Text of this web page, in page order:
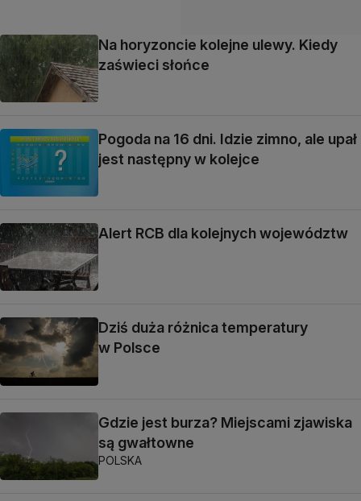
Na horyzoncie kolejne ulewy. Kiedy
zaświeci słońce
Pogoda na 16 dni. Idzie zimno, ale upał
jest następny w kolejce
Alert RCB dla kolejnych województw
Dziś duża różnica temperatury
w Polsce
Gdzie jest burza? Miejscami zjawiska
są gwałtowne
POLSKA